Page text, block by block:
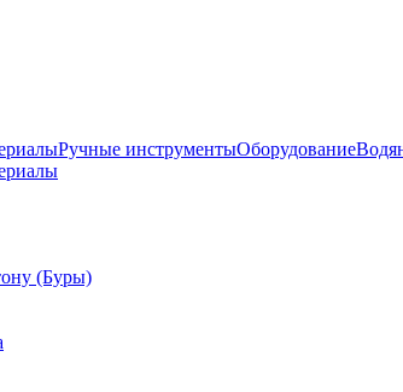
Ручные инструментыОборудование
(Буры)